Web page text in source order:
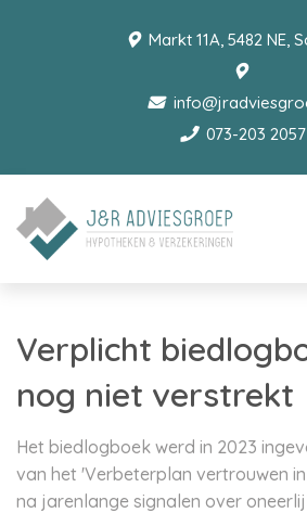
Markt 11A, 5482 NE,
073-203 2057
Verplicht
nog niet verstrekt
Het biedlogboek werd in 2023
van het 'Verbeterplan vertrouwen
na jarenlange signalen over